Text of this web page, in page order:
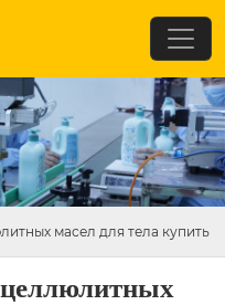
масел для тела купить